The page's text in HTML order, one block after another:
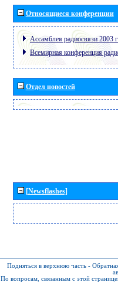
Относящиеся конференции
Ассамблея радиосвязи 2003
Всемирная конференция
Отдел новостей
[Newsflashes]
Подняться в верхнюю часть -
По вопросам, связанным с этой